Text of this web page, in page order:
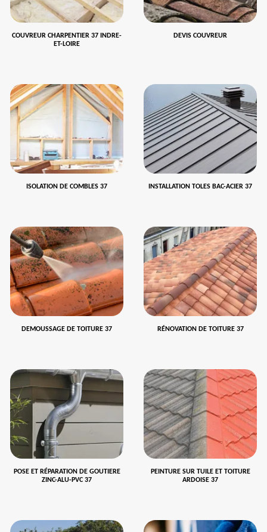
COUVREUR CHARPENTIER 37 INDRE-
ET-LOIRE
DEVIS COUVREUR
ISOLATION DE COMBLES 37 INSTALLATION TOLES BAC-ACIER 37
DEMOUSSAGE DE TOITURE 37 RÉNOVATION DE TOITURE 37
POSE ET RÉPARATION DE GOUTIERE
ZINC-ALU-PVC 37
PEINTURE SUR TUILE ET TOITURE
ARDOISE 37